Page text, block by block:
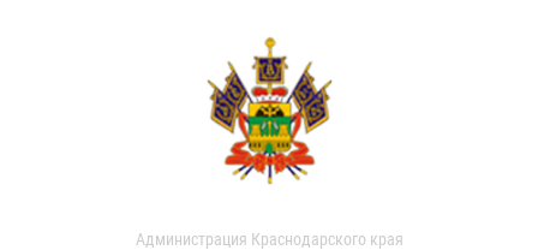
Администрация Краснодарского края